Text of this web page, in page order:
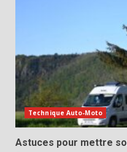
Technique Auto-Moto
Astuces pour mettre